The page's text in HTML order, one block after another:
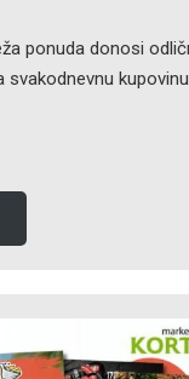
ponuda donosi
svakodnevnu